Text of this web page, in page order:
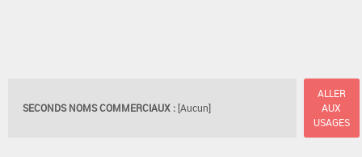
SECONDS NOMS COMMERCIAUX : [Aucun]
ALLER
AUX
USAGES